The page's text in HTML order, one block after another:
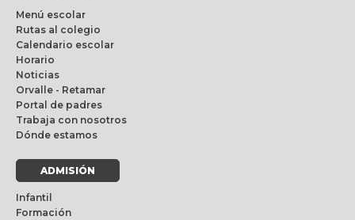
Menú escolar
Rutas al colegio
Calendario escolar
Horario
Noticias
Orvalle - Retamar
Portal de padres
Trabaja con nosotros
Dónde estamos
ADMISIÓN
Infantil
Formación